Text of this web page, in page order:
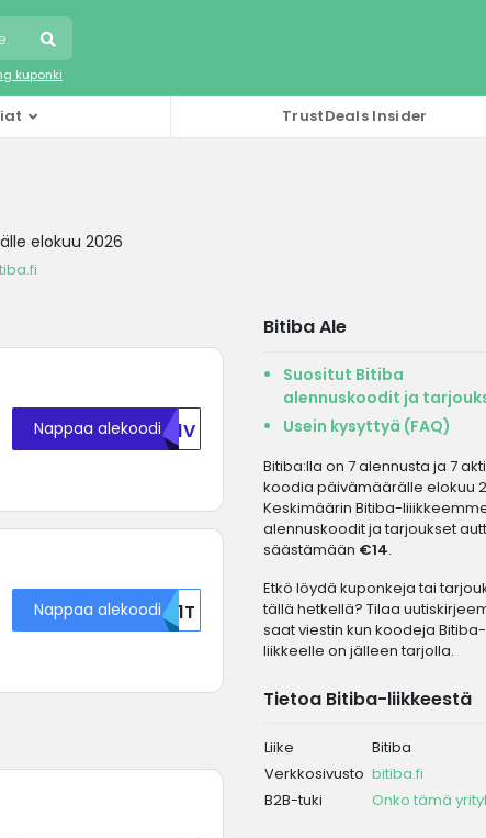
kuponki
TrustDeals Insider
elokuu 2026
Nappaa alekoodiTK1V
Nappaa alekoodiNS1T
Bitiba Ale
Suositut Bitiba
alennuskoodit ja
Usein kysyttyä (FAQ)
Bitiba:lla on 7 alennusta ja 7
koodia päivämäärälle elokuu
Keskimäärin Bitiba-
alennuskoodit ja tarjoukset
säästämään €14.
Etkö löydä kuponkeja tai
tällä hetkellä? Tilaa
saat viestin kun koodeja Bitiba-
liikkeelle on jälleen tarjolla.
Tietoa Bitiba-liikkeestä
Liike
Bitiba
Verkkosivusto bitiba.fi
B2B-tuki
Onko tämä